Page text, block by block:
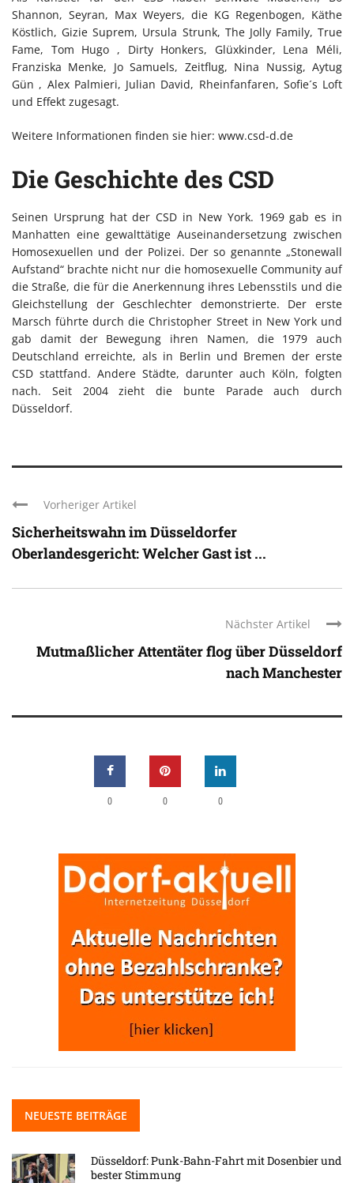
Shannon, Seyran, Max Weyers, die KG Regenbogen, Käthe
Köstlich, Gizie Suprem, Ursula Strunk, The Jolly Family, True
Fame, Tom Hugo , Dirty Honkers, Glüxkinder, Lena Méli,
Franziska Menke, Jo Samuels, Zeitflug, Nina Nussig, Aytug
Gün , Alex Palmieri, Julian David, Rheinfanfaren, Sofie´s Loft
und Effekt zugesagt.
Weitere Informationen finden sie hier: www.csd-d.de
Die Geschichte des CSD
Seinen Ursprung hat der CSD in New York. 1969 gab es in
Manhatten eine gewalttätige Auseinandersetzung zwischen
Homosexuellen und der Polizei. Der so genannte „Stonewall
Aufstand“ brachte nicht nur die homosexuelle Community auf
die Straße, die für die Anerkennung ihres Lebensstils und die
Gleichstellung der Geschlechter demonstrierte. Der erste
Marsch führte durch die Christopher Street in New York und
gab damit der Bewegung ihren Namen, die 1979 auch
Deutschland erreichte, als in Berlin und Bremen der erste
CSD stattfand. Andere Städte, darunter auch Köln, folgten
nach. Seit 2004 zieht die bunte Parade auch durch
Düsseldorf.
Vorheriger Artikel
Sicherheitswahn im Düsseldorfer
Oberlandesgericht: Welcher Gast ist ...
Nächster Artikel
Mutmaßlicher Attentäter flog über Düsseldorf
nach Manchester
0 0 0
NEUESTE BEITRÄGE
Düsseldorf: Punk-Bahn-Fahrt mit Dosenbier und
bester Stimmung